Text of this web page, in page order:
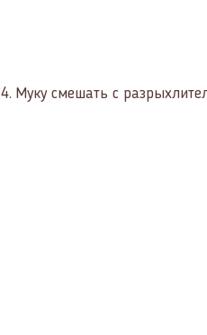
4. Муку смешать с